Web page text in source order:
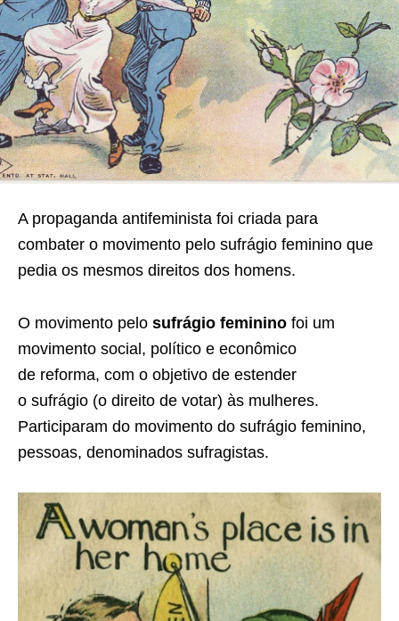
A propaganda antifeminista foi criada para
combater o movimento pelo sufrágio feminino que
pedia os mesmos direitos dos homens.
O movimento pelo sufrágio feminino foi um
movimento social, político e econômico
de reforma, com o objetivo de estender
o sufrágio (o direito de votar) às mulheres.
Participaram do movimento do sufrágio feminino,
pessoas, denominados sufragistas.